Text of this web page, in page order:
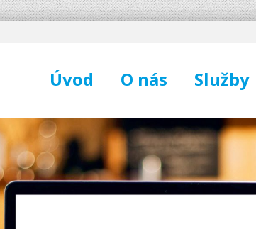
Úvod O nás Služby